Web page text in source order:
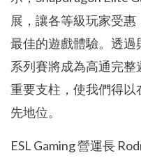
展，讓各等級玩家受
最佳的遊戲體驗。透過
系列賽將成為高通完
重要支柱，使我們得
先地位。
ESL Gaming 營運長